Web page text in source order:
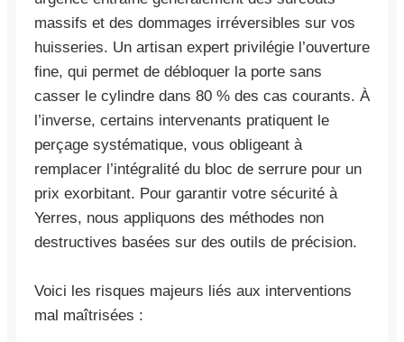
massifs et des dommages irréversibles sur vos
huisseries. Un artisan expert privilégie l’ouverture
fine, qui permet de débloquer la porte sans
casser le cylindre dans 80 % des cas courants. À
l’inverse, certains intervenants pratiquent le
perçage systématique, vous obligeant à
remplacer l’intégralité du bloc de serrure pour un
prix exorbitant. Pour garantir votre sécurité à
Yerres, nous appliquons des méthodes non
destructives basées sur des outils de précision.
Voici les risques majeurs liés aux interventions
mal maîtrisées :